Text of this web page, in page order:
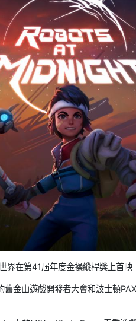
界在第41屆年度金操縱桿獎上首映
金山遊戲開發者大會和波士頓